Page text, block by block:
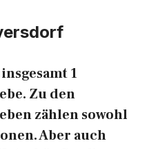
1
Zu den
zählen sowohl
Aber auch